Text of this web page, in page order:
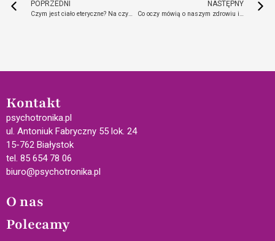
POPRZEDNI
Czym jest ciało eteryczne? Na czym polega jasnowidzenie?
NASTĘPNY
Co oczy mówią o naszym zdrowiu i zachowaniu?
Kontakt
psychotronika.pl
ul. Antoniuk Fabryczny 55 lok. 24
15-762 Białystok
tel. 85 654 78 06
biuro@psychotronika.pl
O nas
Polecamy